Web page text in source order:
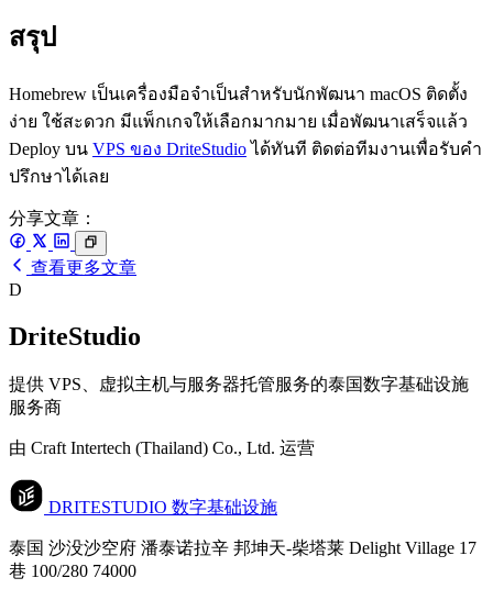
สรุป
Homebrew เป็นเครื่องมือจำเป็นสำหรับนักพัฒนา macOS ติดตั้ง
ง่าย ใช้สะดวก มีแพ็กเกจให้เลือกมากมาย เมื่อพัฒนาเสร็จแล้ว
Deploy บน VPS ของ DriteStudioได้ทันที ติดต่อทีมงานเพื่อรับคำ
ปรึกษาได้เลย
分享文章：
查看更多文章
D
DriteStudio
提供 VPS、虚拟主机与服务器托管服务的泰国数字基础设施
服务商
由 Craft Intertech (Thailand) Co., Ltd. 运营
DRITESTUDIO 数字基础设施
泰国 沙没沙空府 潘泰诺拉辛 邦坤天-柴塔莱 Delight Village 17
巷 100/280 74000